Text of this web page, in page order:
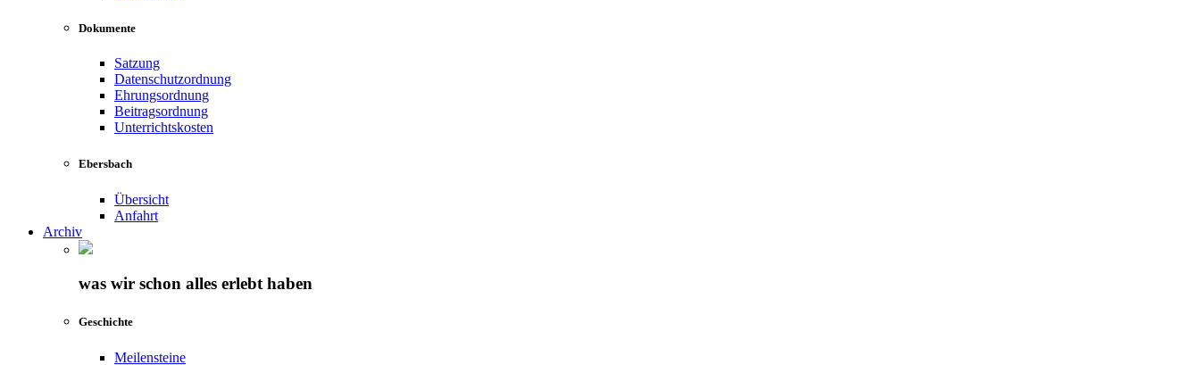
Dokumente
Satzung
Datenschutzordnung
Ehrungsordnung
Beitragsordnung
Unterrichtskosten
Ebersbach
Übersicht
Anfahrt
Archiv
was wir schon alles erlebt haben
Geschichte
Meilensteine